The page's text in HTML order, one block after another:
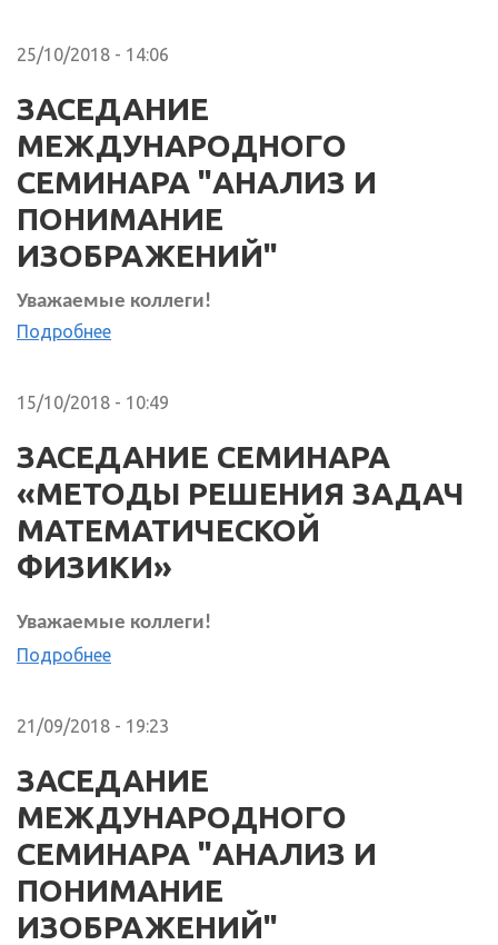
25/10/2018 - 14:06
ЗАСЕДАНИЕ
МЕЖДУНАРОДНОГО
СЕМИНАРА "АНАЛИЗ И
ПОНИМАНИЕ
ИЗОБРАЖЕНИЙ"
Уважаемые коллеги!
Подробнее
15/10/2018 - 10:49
ЗАСЕДАНИЕ СЕМИНАРА
«МЕТОДЫ РЕШЕНИЯ ЗАДАЧ
МАТЕМАТИЧЕСКОЙ
ФИЗИКИ»
Уважаемые коллеги!
Подробнее
21/09/2018 - 19:23
ЗАСЕДАНИЕ
МЕЖДУНАРОДНОГО
СЕМИНАРА "АНАЛИЗ И
ПОНИМАНИЕ
ИЗОБРАЖЕНИЙ"